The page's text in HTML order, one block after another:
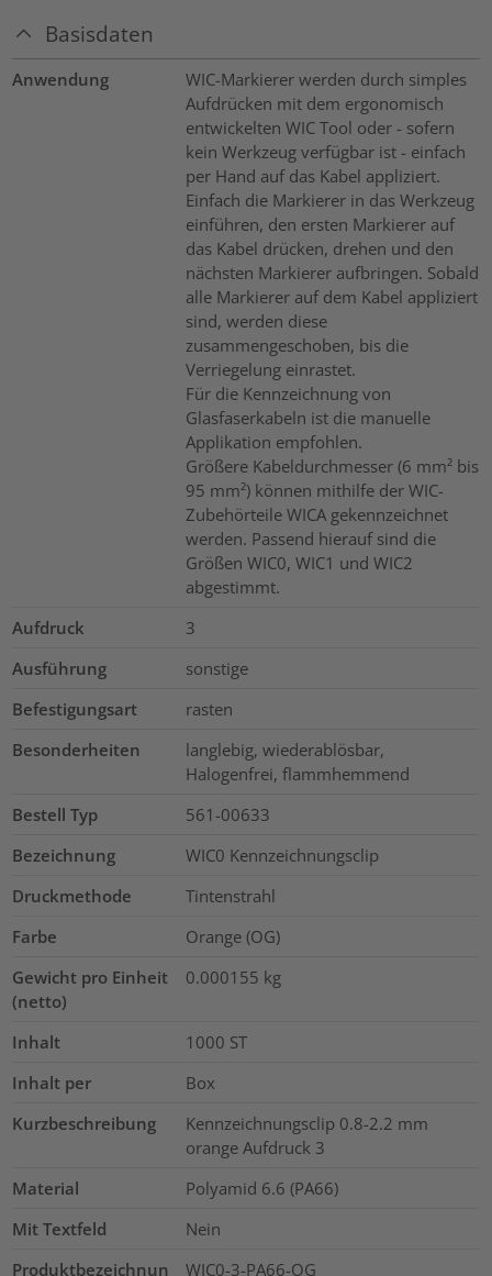
Basisdaten
Anwendung
WIC-Markierer werden durch simples
Aufdrücken mit dem ergonomisch
entwickelten WIC Tool oder - sofern
kein Werkzeug verfügbar ist - einfach
per Hand auf das Kabel appliziert.
Einfach die Markierer in das Werkzeug
einführen, den ersten Markierer auf
das Kabel drücken, drehen und den
nächsten Markierer aufbringen. Sobald
alle Markierer auf dem Kabel appliziert
sind, werden diese
zusammengeschoben, bis die
Verriegelung einrastet.
Für die Kennzeichnung von
Glasfaserkabeln ist die manuelle
Applikation empfohlen.
Größere Kabeldurchmesser (6 mm² bis
95 mm²) können mithilfe der WIC-
Zubehörteile WICA gekennzeichnet
werden. Passend hierauf sind die
Größen WIC0, WIC1 und WIC2
abgestimmt.
Aufdruck
3
Ausführung
sonstige
Befestigungsart
rasten
Besonderheiten
langlebig, wiederablösbar,
Halogenfrei, flammhemmend
Bestell Typ
561-00633
Bezeichnung
WIC0 Kennzeichnungsclip
Druckmethode
Tintenstrahl
Farbe
Orange (OG)
Gewicht pro Einheit
(netto)
0.000155 kg
Inhalt 1000 ST
Inhalt per
Box
Kurzbeschreibung
Kennzeichnungsclip 0.8-2.2 mm
orange Aufdruck 3
Material
Polyamid 6.6 (PA66)
Mit Textfeld
Nein
Produktbezeichnun
WIC0-3-PA66-OG